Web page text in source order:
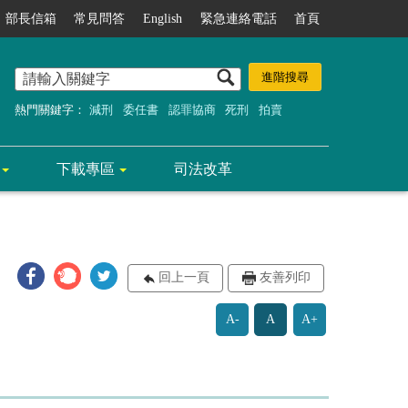
部長信箱 常見問答 English 緊急連絡電話 首頁
熱門關鍵字： 減刑 委任書 認罪協商 死刑 拍賣
下載專區 司法改革
回上一頁 友善列印
A- A A+